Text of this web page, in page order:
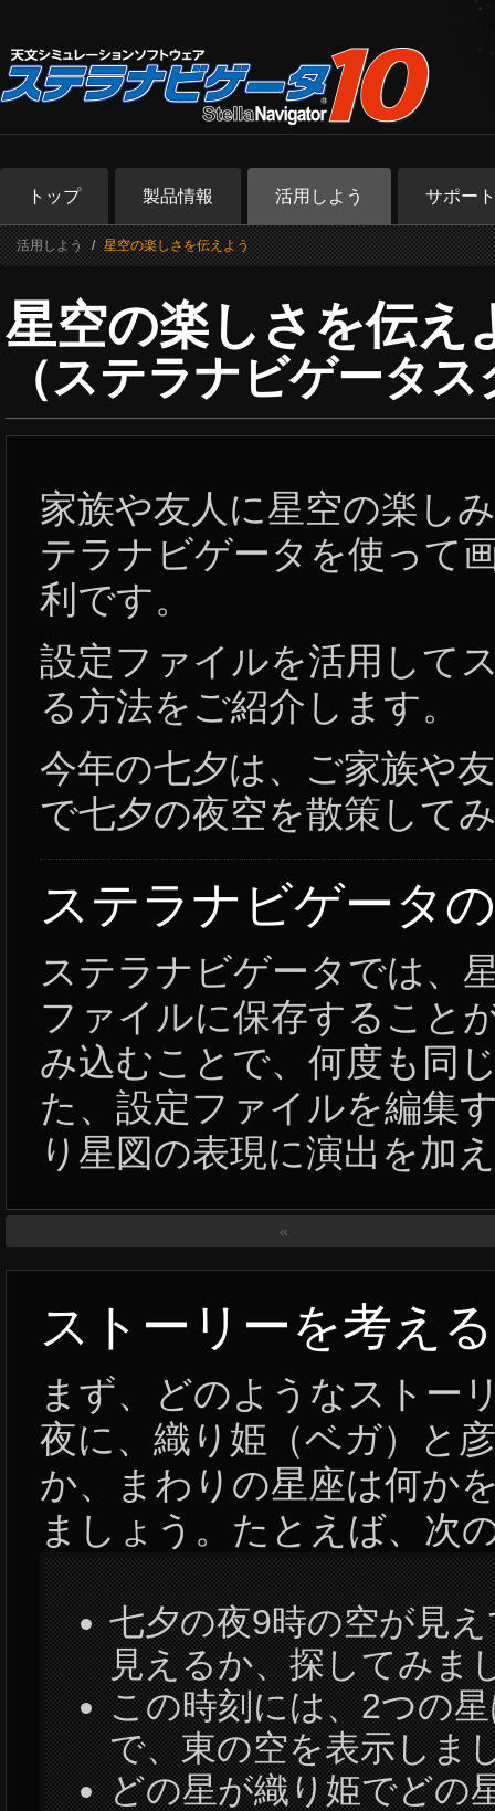
トップ 製品情報 活用しよう サポー
活用しよう 星空の楽しさを伝えよう
星空の楽しさを伝え
（ステラナビゲータ
家族や友人に星空の楽し
テラナビゲータを使って
利です。
設定ファイルを活用して
る方法をご紹介します。
今年の七夕は、ご家族や
で七夕の夜空を散策して
ステラナビゲータ
ステラナビゲータでは、
ファイルに保存すること
み込むことで、何度も同
た、設定ファイルを編集
り星図の表現に演出を加
«
ストーリーを考える
まず、どのようなストー
夜に、織り姫（ベガ）と
か、まわりの星座は何か
ましょう。たとえば、次
七夕の夜9時の空が見
見えるか、探してみま
この時刻には、2つの
で、東の空を表示しま
どの星が織り姫でどの